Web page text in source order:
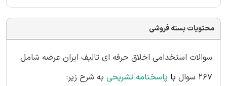
محتویات بسته فروشی
سوالات استخدامی اخلاق حرفه ای تالیف ایران عرضه شامل
267 سوال
با پاسخنامه تشریحی به شرح زیر: